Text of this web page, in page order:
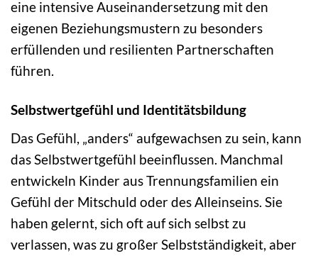
eine intensive Auseinandersetzung mit den
eigenen Beziehungsmustern zu besonders
erfüllenden und resilienten Partnerschaften
führen.
Selbstwertgefühl und Identitätsbildung
Das Gefühl, „anders“ aufgewachsen zu sein, kann
das Selbstwertgefühl beeinflussen. Manchmal
entwickeln Kinder aus Trennungsfamilien ein
Gefühl der Mitschuld oder des Alleinseins. Sie
haben gelernt, sich oft auf sich selbst zu
verlassen, was zu großer Selbstständigkeit, aber